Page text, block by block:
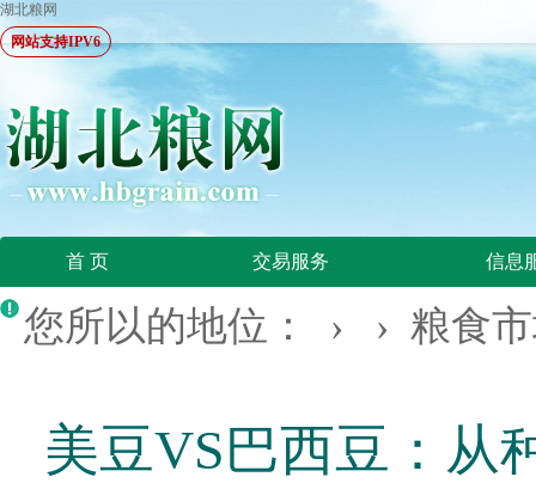
湖北粮网
网站支持IPV6
首 页 交易服务 信息
您所以的地位： › › 粮食
美豆VS巴西豆：从